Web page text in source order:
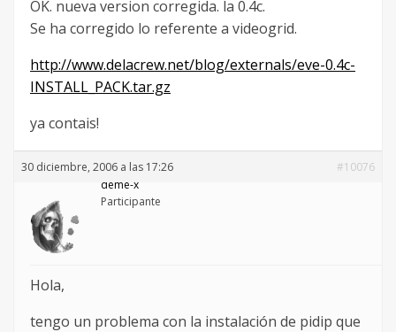
OK. nueva version corregida. la 0.4c.
Se ha corregido lo referente a videogrid.
http://www.delacrew.net/blog/externals/eve-0.4c-
INSTALL_PACK.tar.gz
ya contais!
30 diciembre, 2006 a las 17:26
#10076
deme-x
Participante
Hola,
tengo un problema con la instalación de pidip que